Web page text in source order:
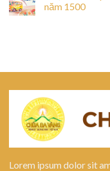
năm 1500
Lorem ipsum dolor sit